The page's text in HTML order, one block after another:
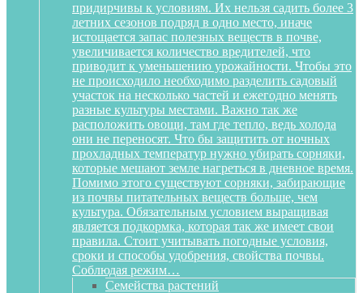
придирчивы к условиям. Их нельзя садить более 3
летних сезонов подряд в одно место, иначе
истощается запас полезных веществ в почве,
увеличивается количество вредителей, что
приводит к уменьшению урожайности. Чтобы это
не происходило необходимо разделить садовый
участок на несколько частей и ежегодно менять
разные культуры местами. Важно так же
расположить овощи, там где тепло, ведь холода
они не переносят. Что бы защитить от ночных
прохладных температур нужно убирать сорняки,
которые мешают земле нагреться в дневное время.
Помимо этого существуют сорняки, забирающие
из почвы питательных веществ больше, чем
культура. Обязательным условием выращивая
является подкормка, которая так же имеет свои
правила. Стоит учитывать погодные условия,
сроки и способы удобрения, свойства почвы.
Соблюдая режим…
Семейства растений